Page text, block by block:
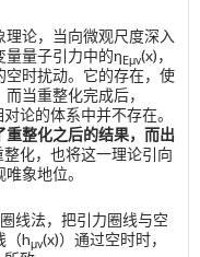
论，当向微观尺度深入
量量子引力中的ηEμv(x)，
时扰动。它的存在，使
当重整化完成后，
论的体系中并不存在。
整化之后的结果，而出
化，也将这一理论引向
象地位。
线法，把引力圈线与空
（hμv(x)）通过空时时，